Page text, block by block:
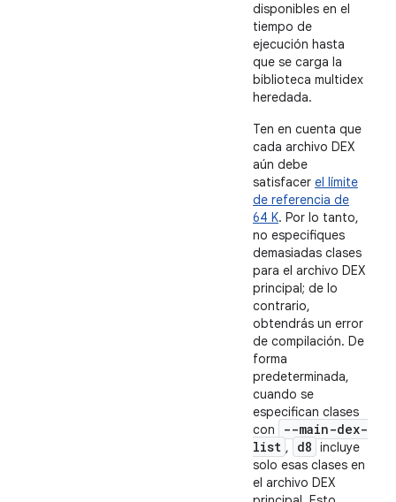
disponibles en el
tiempo de
ejecución hasta
que se carga la
biblioteca multidex
heredada.
Ten en cuenta que
cada archivo DEX
aún debe
satisfacer el límite
de referencia de
64 K. Por lo tanto,
no especifiques
demasiadas clases
para el archivo DEX
principal; de lo
contrario,
obtendrás un error
de compilación. De
forma
predeterminada,
cuando se
especifican clases
con
--main-dex-
list , d8 incluye
solo esas clases en
el archivo DEX